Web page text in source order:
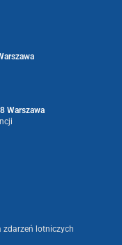
Warszawa
zdarzeń lotniczych